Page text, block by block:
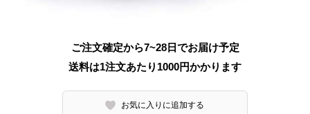
ご注文確定から7~28日でお届け予定
送料は1注文あたり 1000円かかります
お気に入りに追加する